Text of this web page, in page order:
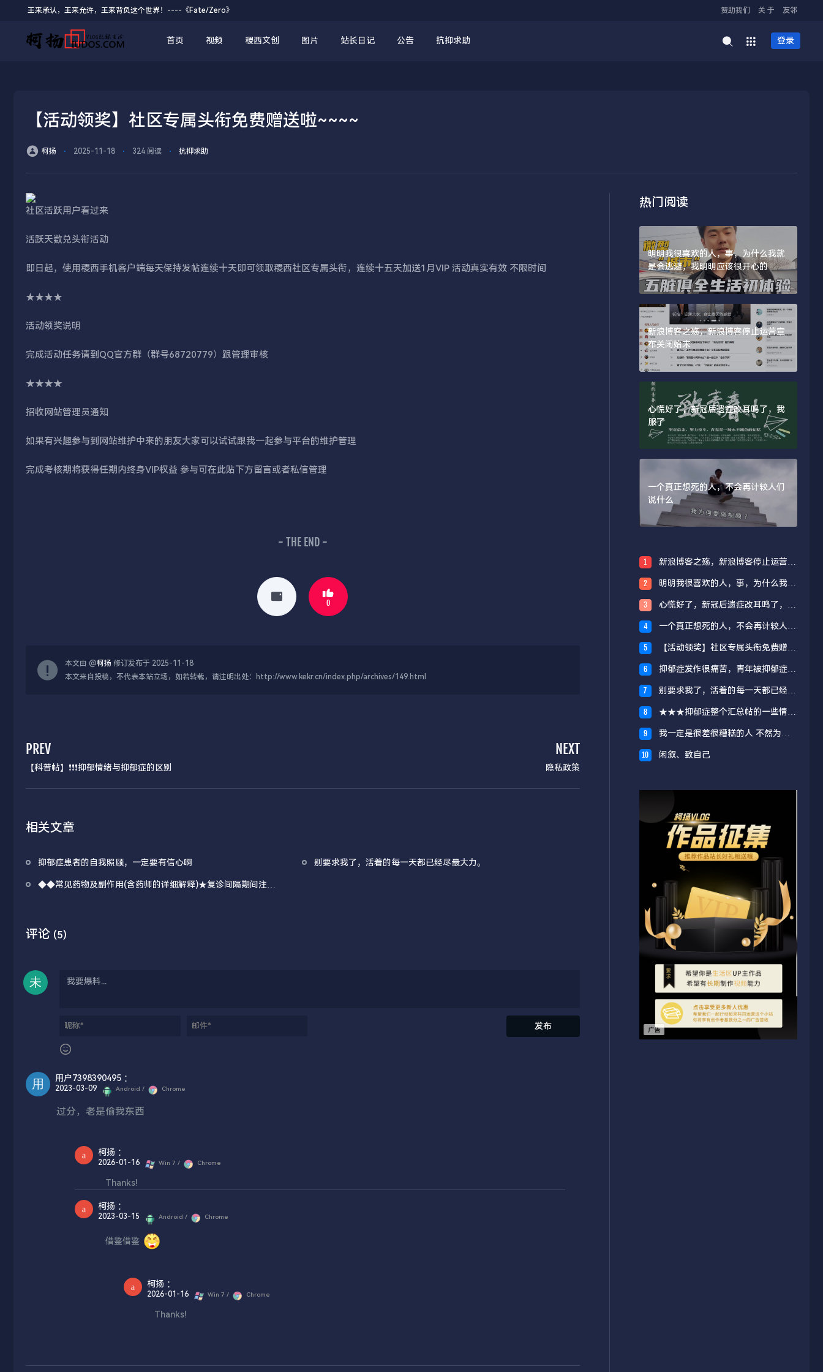
王来承认，王来允许，王来背负这个世界！----《Fate/Zero》 赞助我们 关 于 友邻
首页 视频 稷西文创 图片 站长日记 公告 抗抑求助 登录
【活动领奖】社区专属头衔免费赠送啦~~~~
柯扬 ⋅ 2025-11-18 ⋅ 324 阅读 ⋅ 抗抑求助
社区活跃用户看过来
活跃天数兑头衔活动
即日起，使用稷西手机客户端每天保持发帖连续十天即可领取稷西社区专属头衔，连续十五天加送1月VIP 活动真实有效 不限时间
★★★★
活动领奖说明
完成活动任务请到QQ官方群（群号68720779）跟管理审核
★★★★
招收网站管理员通知
如果有兴趣参与到网站维护中来的朋友大家可以试试跟我一起参与平台的维护管理
​完成考核期将获得任期内终身VIP权益 参与可在此贴下方留言或者私信管理
- THE END -
0
本文由 @柯扬 修订发布于 2025-11-18
本文来自投稿，不代表本站立场，如若转载，请注明出处：http://www.kekr.cn/index.php/archives/149.html
PREV
【科普帖】❗️❗️❗️抑郁情绪与抑郁症的区别
NEXT
隐私政策
相关文章
抑郁症患者的自我照顾，一定要有信心啊 别要求我了，活着的每一天都已经尽最大力。
◆◆常见药物及副作用(含药师的详细解释)★复诊间隔期间注意
评论 (5)
用户7398390495 ：
2023-03-09 Android / Chrome
过分，老是偷我东西
柯扬 ：
2026-01-16 Win 7 / Chrome
Thanks!
柯扬 ：
2023-03-15 Android / Chrome
借鉴借鉴
柯扬 ：
2026-01-16 Win 7 / Chrome
Thanks!
热门阅读
明明我很喜欢的人，事，为什么我就
是会逃避，我明明应该很开心的
新浪博客之殇，新浪博客停止运营宣
布关闭始末
心慌好了，新冠后遗症改耳鸣了，我
服了
一个真正想死的人，不会再计较人们
说什么
1
新浪博客之殇，新浪博客停止运营宣
2
明明我很喜欢的人，事，为什么我就
3
心慌好了，新冠后遗症改耳鸣了，我
4
一个真正想死的人，不会再计较人们
5
【活动领奖】社区专属头衔免费赠送
6
抑郁症发作很痛苦，青年被抑郁症折
7
别要求我了，活着的每一天都已经尽
8
★★★抑郁症整个汇总帖的一些情况
9
我一定是很差很糟糕的人 不然为什
10 闲叙、致自己